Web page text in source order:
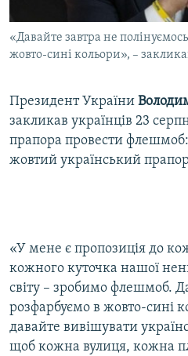
УКРАЇНСЬКА ПРОБЛЕМА КРИМУ
ІНФОГРАФІКА
ДОЛУЧАЙСЯ!
Усі сайти RFE/RL
«Давайте завтра не
жовто-сині кольори», –
Президент України
закликав українців 23
прапора провести
жовтий український
«У мене є пропозиція до
кожного куточка нашої
світу – зробимо флешмоб.
розфарбуємо в жовто-сині
давайте вивішувати
щоб кожна вулиця, кожна